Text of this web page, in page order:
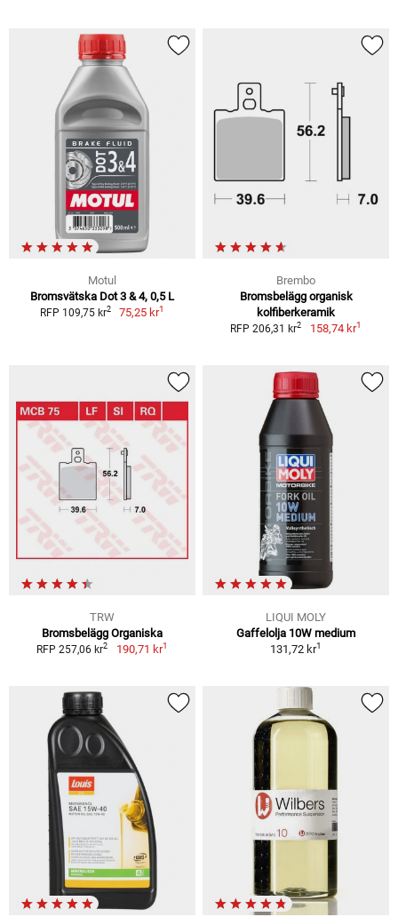
Motul
Bromsvätska Dot 3 & 4, 0,5 L
RFP 109,75 kr2 75,25 kr1
Brembo
Bromsbelägg organisk
kolfiberkeramik
RFP 206,31 kr2 158,74 kr1
TRW
Bromsbelägg Organiska
RFP 257,06 kr2 190,71 kr1
LIQUI MOLY
Gaffelolja 10W medium
131,72 kr1